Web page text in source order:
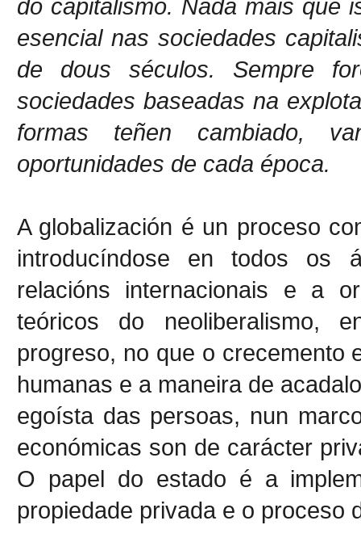
do capitalismo. Nada mais que
esencial nas sociedades
de dous séculos. Sempre
sociedades baseadas na
formas teñen cambiado,
oportunidades de cada época.
A globalización é un proceso
introducíndose en todos os
relacións internacionais e a
teóricos do neoliberalismo,
progreso, no que o crecemento
humanas e a maneira de
egoísta das persoas, nun
económicas son de carácter
O papel do estado é a
propiedade privada e o proceso